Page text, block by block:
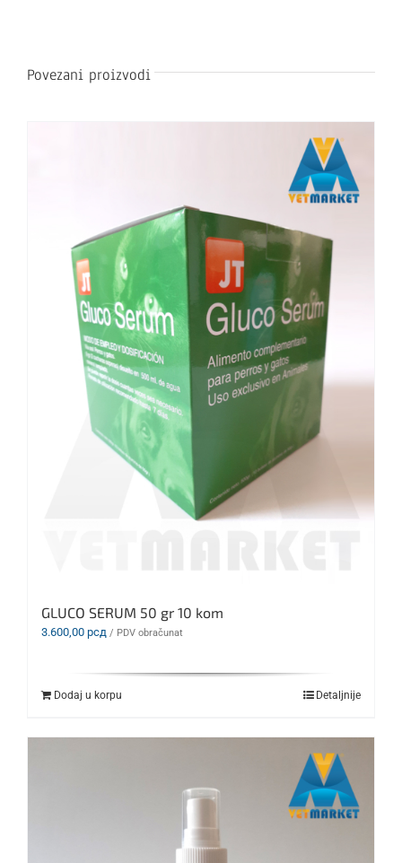
Povezani proizvodi
GLUCO SERUM 50 gr 10 kom
3.600,00 рсд / PDV obračunat
Dodaj u korpu Detaljnije